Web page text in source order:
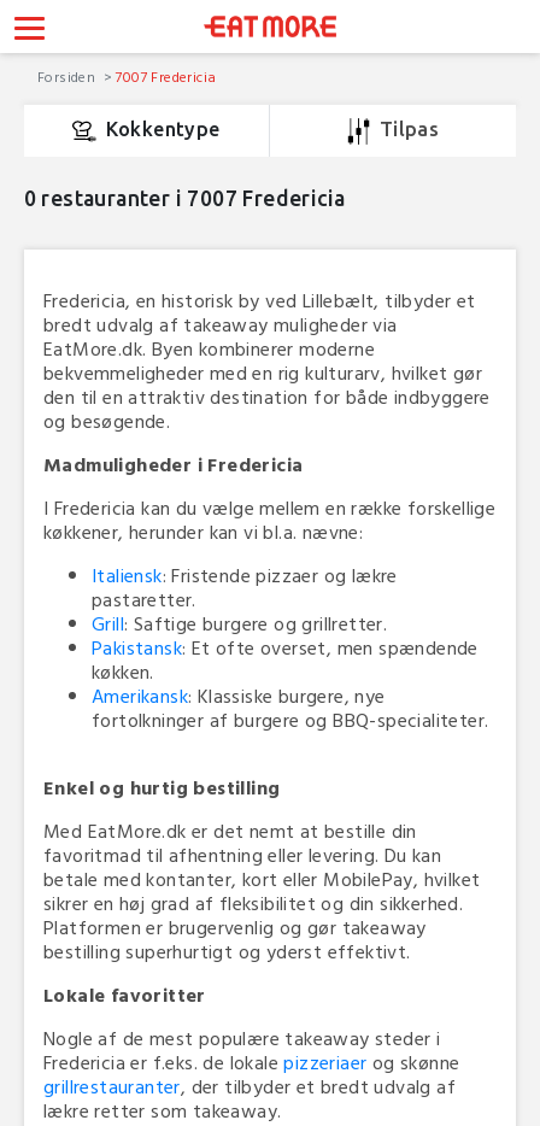
Forsiden 7007 Fredericia
Kokkentype Tilpas
0 restauranter i 7007 Fredericia
Fredericia, en historisk by ved Lillebælt, tilbyder et
bredt udvalg af takeaway muligheder via
EatMore.dk. Byen kombinerer moderne
bekvemmeligheder med en rig kulturarv, hvilket gør
den til en attraktiv destination for både indbyggere
og besøgende.
Madmuligheder i Fredericia
I Fredericia kan du vælge mellem en række forskellige
køkkener, herunder kan vi bl.a. nævne:
Italiensk: Fristende pizzaer og lækre
pastaretter.
Grill: Saftige burgere og grillretter.
Pakistansk: Et ofte overset, men spændende
køkken.
Amerikansk: Klassiske burgere, nye
fortolkninger af burgere og BBQ-specialiteter.
Enkel og hurtig bestilling
Med EatMore.dk er det nemt at bestille din
favoritmad til afhentning eller levering. Du kan
betale med kontanter, kort eller MobilePay, hvilket
sikrer en høj grad af fleksibilitet og din sikkerhed.
Platformen er brugervenlig og gør takeaway
bestilling superhurtigt og yderst effektivt.
Lokale favoritter
Nogle af de mest populære takeaway steder i
Fredericia er f.eks. de lokalepizzeriaer og skønne
grillrestauranter, der tilbyder et bredt udvalg af
lækre retter som takeaway.